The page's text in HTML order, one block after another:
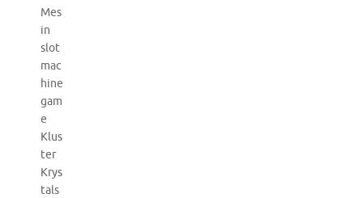
Mes
in
slot
mac
hine
gam
e
Klus
ter
Krys
tals